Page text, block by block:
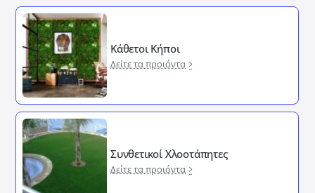
Κάθετοι Κήποι
Δείτε τα προιόντα
Συνθετικοί Χλοοτάπητες
Δείτε τα προιόντα